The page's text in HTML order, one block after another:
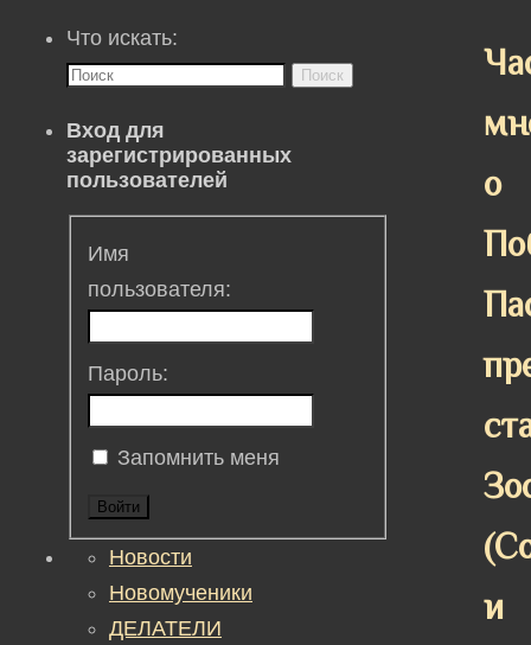
о
и
Что искать:
Поиск
Вход для
зарегистрированных
пользователей
Имя
пользователя:
Пароль:
Запомнить меня
Войти
Новости
Новомученики
ДЕЛАТЕЛИ